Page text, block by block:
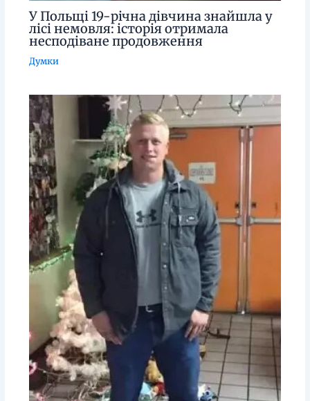
У Польщі 19-річна дівчина знайшла у
лісі немовля: історія отримала
несподіване продовження
Думки